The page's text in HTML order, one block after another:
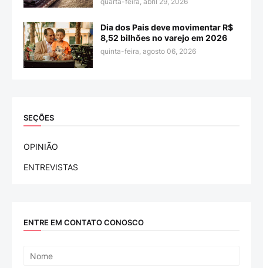
Dia dos Pais deve movimentar R$
8,52 bilhões no varejo em 2026
quinta-feira, agosto 06, 2026
SEÇÕES
OPINIÃO
ENTREVISTAS
ENTRE EM CONTATO CONOSCO